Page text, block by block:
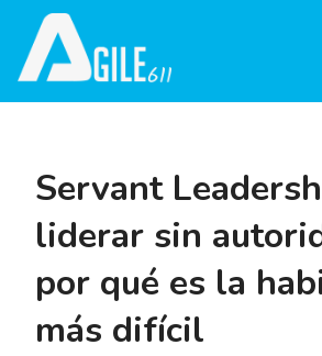
Servant
liderar sin
por qué es la
más difícil